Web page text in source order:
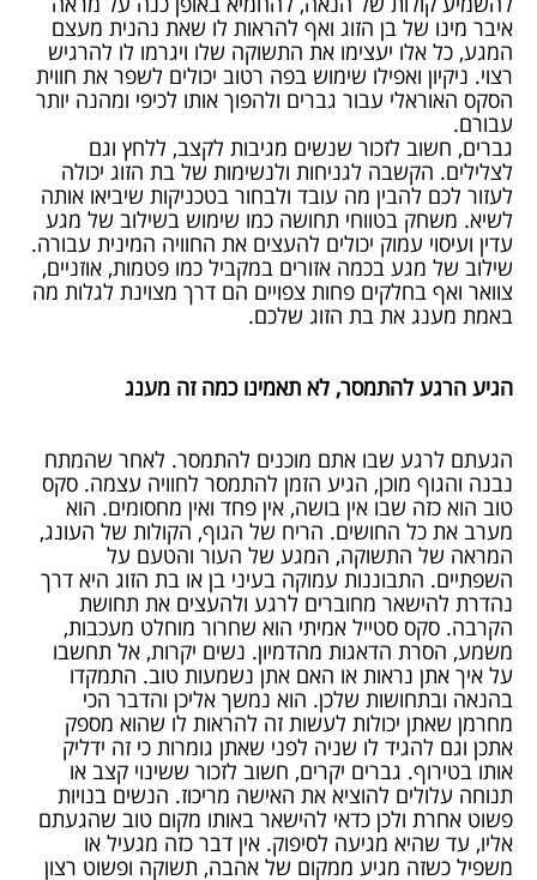
איבר מינו של בן הזוג ואף להראות לו שאת נהנית מעצם
המגע, כל אלו יעצימו את התשוקה שלו ויגרמו לו להרגיש
רצוי. ניקיון ואפילו שימוש בפה רטוב יכולים לשפר את חווית
הסקס האוראלי עבור גברים ולהפוך אותו לכיפי ומהנה יותר
עבורם.
גברים, חשוב לזכור שנשים מגיבות לקצב, ללחץ וגם
לצלילים. הקשבה לגניחות ולנשימות של בת הזוג יכולה
לעזור לכם להבין מה עובד ולבחור בטכניקות שיביאו אותה
לשיא. משחק בטווחי תחושה כמו שימוש בשילוב של מגע
עדין ועיסוי עמוק יכולים להעצים את החוויה המינית עבורה.
שילוב של מגע בכמה אזורים במקביל כמו פטמות, אוזניים,
צוואר ואף בחלקים פחות צפויים הם דרך מצוינת לגלות מה
באמת מענג את בת הזוג שלכם.
הגיע הרגע להתמסר, לא תאמינו כמה זה מענג
הגעתם לרגע שבו אתם מוכנים להתמסר. לאחר שהמתח
נבנה והגוף מוכן, הגיע הזמן להתמסר לחוויה עצמה. סקס
טוב הוא כזה שבו אין בושה, אין פחד ואין מחסומים. הוא
מערב את כל החושים. הריח של הגוף, הקולות של העונג,
המראה של התשוקה, המגע של העור והטעם על
השפתיים. התבוננות עמוקה בעיני בן או בת הזוג היא דרך
נהדרת להישאר מחוברים לרגע ולהעצים את תחושת
הקרבה. סקס סטייל אמיתי הוא שחרור מוחלט מעכבות,
משמע, הסרת הדאגות מהדמיון. נשים יקרות, אל תחשבו
על איך אתן נראות או האם אתן נשמעות טוב. התמקדו
בהנאה ובתחושות שלכן. הוא נמשך אליכן והדבר הכי
מחרמן שאתן יכולות לעשות זה להראות לו שהוא מספק
אתכן וגם להגיד לו שניה לפני שאתן גומרות כי זה ידליק
אותו בטירוף. גברים יקרים, חשוב לזכור ששינוי קצב או
תנוחה עלולים להוציא את האישה מריכוז. הנשים בנויות
פשוט אחרת ולכן כדאי להישאר באותו מקום טוב שהגעתם
אליו, עד שהיא מגיעה לסיפוק. אין דבר כזה מגעיל או
משפיל כשזה מגיע ממקום של אהבה, תשוקה ופשוט רצון